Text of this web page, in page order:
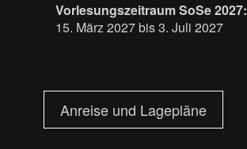
Vorlesungszeitraum SoSe 2027:
15. März 2027 bis 3. Juli 2027
Anreise und Lagepläne